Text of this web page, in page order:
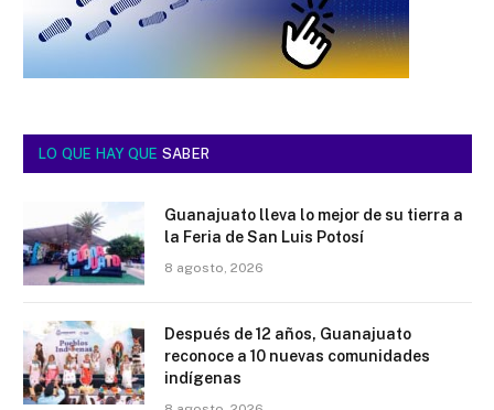
LO QUE HAY QUE SABER
Guanajuato lleva lo mejor de su tierra a
la Feria de San Luis Potosí
8 agosto, 2026
Después de 12 años, Guanajuato
reconoce a 10 nuevas comunidades
indígenas